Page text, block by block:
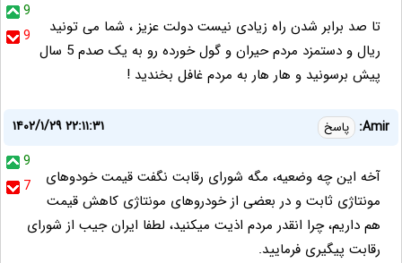
9
9
تا صد برابر شدن راه زیادی نیست دولت عزیز ، شما می تونید
ریال و دستمزد مردم حیران و گول خورده رو به یک صدم 5 سال
پیش برسونید و هار هار به مردم غافل بخندید !
Amir: پاسخ
۱۴۰۲/۱/۲۹ ۲۲:۱۱:۳۱
9
7
آخه این چه وضعیه، مگه شورای رقابت نگفت قیمت خودوهای
مونتاژی ثابت و در بعضی از خودروهای مونتاژی کاهش قیمت
هم داریم، چرا انقدر مردم اذیت میکنید، لطفا ایران جیب از شورای
رقابت پیگیری فرمایید.